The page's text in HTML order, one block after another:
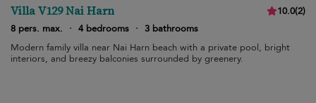
Villa V129 Nai Harn 10.0(2)
8 pers. max.
· 4 bedrooms · 3 bathrooms
Modern family villa near Nai Harn beach with a private pool, bright
interiors, and breezy balconies surrounded by greenery.